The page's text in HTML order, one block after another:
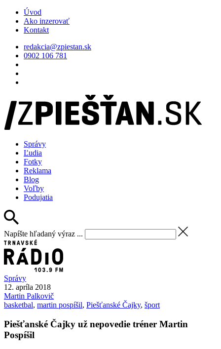
Úvod
Ako inzerovať
Kontakt
redakcia@zpiestan.sk
0902 106 781
Správy
Ľudia
Fotky
Reklama
Blog
Voľby
Podujatia
Napíšte hľadaný výraz ...
Správy
12. apríla 2018
Martin Palkovič
basketbal, martin pospíšil, Piešťanské Čajky, šport
Piešťanské Čajky už nepovedie tréner Martin
Pospíšil